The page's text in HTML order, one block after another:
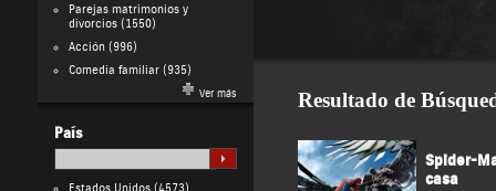
Parejas matrimonios y
divorcios(1550)
Acción(996)
Comedia familiar(935)
Ver más
País
Estados Unidos(4573)
Resultado de
Spider-
casa